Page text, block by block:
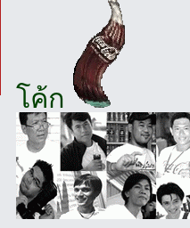
โค้ก